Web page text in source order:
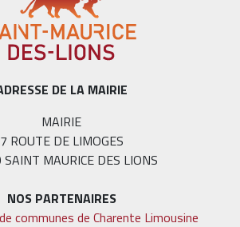
DE LA MAIRIE
MAIRIE
7 ROUTE DE LIMOGES
MAURICE DES LIONS
NOS PARTENAIRES
communes de Charente Limousine